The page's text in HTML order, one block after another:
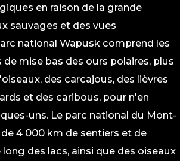
en raison de la grande
sauvages et des vues
national Wapusk comprend les
de mise bas des ours polaires, plus
des carcajous, des lièvres
et des caribous, pour n'en
uns. Le parc national du Mont-
4 000 km de sentiers et de
des lacs, ainsi que des oiseaux